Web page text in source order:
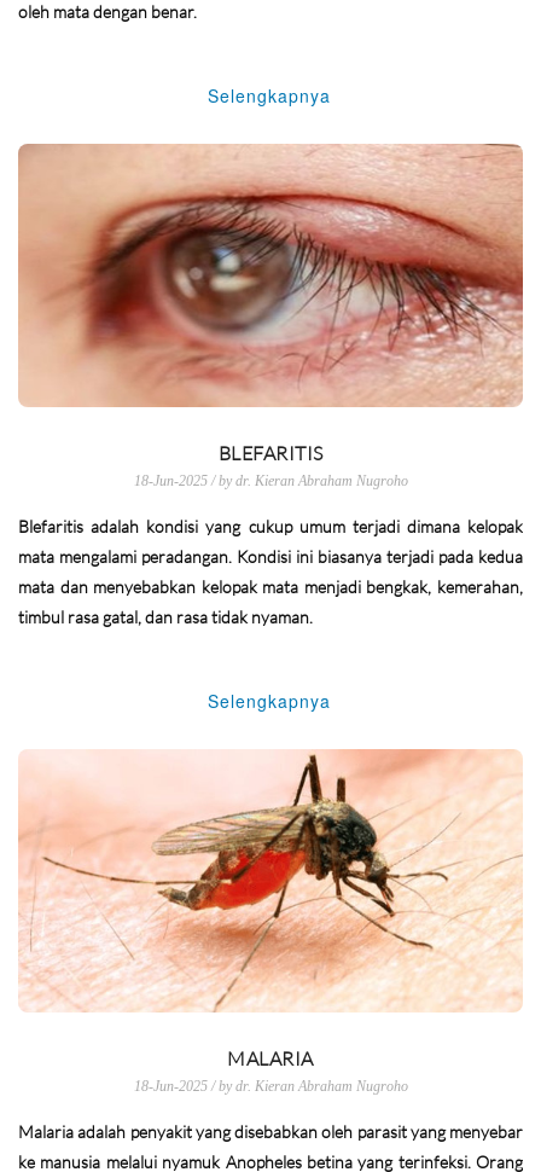
oleh mata dengan benar.
Selengkapnya
BLEFARITIS
18-Jun-2025 / by dr. Kieran Abraham Nugroho
Blefaritis adalah kondisi yang cukup umum terjadi dimana kelopak
mata mengalami peradangan. Kondisi ini biasanya terjadi pada kedua
mata dan menyebabkan kelopak mata menjadi bengkak, kemerahan,
timbul rasa gatal, dan rasa tidak nyaman.
Selengkapnya
MALARIA
18-Jun-2025 / by dr. Kieran Abraham Nugroho
Malaria adalah penyakit yang disebabkan oleh parasit yang menyebar
ke manusia melalui nyamuk Anopheles betina yang terinfeksi. Orang